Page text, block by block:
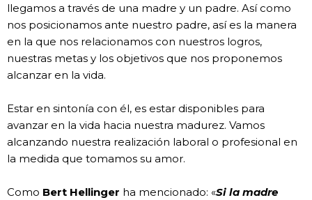
llegamos a través de una madre y un padre. Así como
nos posicionamos ante nuestro padre, así es la manera
en la que nos relacionamos con nuestros logros,
nuestras metas y los objetivos que nos proponemos
alcanzar en la vida.
Estar en sintonía con él, es estar disponibles para
avanzar en la vida hacia nuestra madurez. Vamos
alcanzando nuestra realización laboral o profesional en
la medida que tomamos su amor.
Como Bert Hellinger ha mencionado: «Si la madre